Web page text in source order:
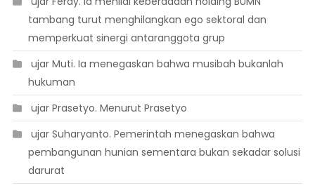
tambang turut menghilangkan ego sektoral dan
memperkuat sinergi antaranggota grup
 ujar Muti. Ia menegaskan bahwa musibah bukanlah
hukuman
 ujar Prasetyo. Menurut Prasetyo
 ujar Suharyanto. Pemerintah menegaskan bahwa
pembangunan hunian sementara bukan sekadar solusi
darurat